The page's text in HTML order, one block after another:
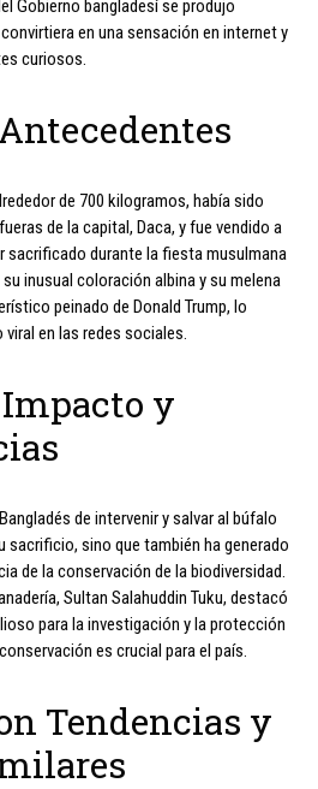
Gobierno bangladesí se produjo
en una sensación en internet y
curiosos.
de 700 kilogramos, había sido
de la capital, Daca, y fue vendido a
sacrificado durante la fiesta musulmana
inusual coloración albina y su melena
peinado de Donald Trump, lo
en las redes sociales.
y
de intervenir y salvar al búfalo
sacrificio, sino que también ha generado
de la conservación de la biodiversidad.
Sultan Salahuddin Tuku, destacó
para la investigación y la protección
es crucial para el país.
Tendencias y